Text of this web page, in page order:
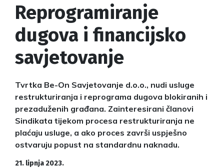
Reprogramiranje
dugova i financijsko
savjetovanje
Tvrtka Be-On Savjetovanje d.o.o., nudi usluge
restrukturiranja i reprograma dugova blokiranih i
prezaduženih građana. Zainteresirani članovi
Sindikata tijekom procesa restrukturiranja ne
plaćaju usluge, a ako proces završi uspješno
ostvaruju popust na standardnu naknadu.
21. lipnja 2023.